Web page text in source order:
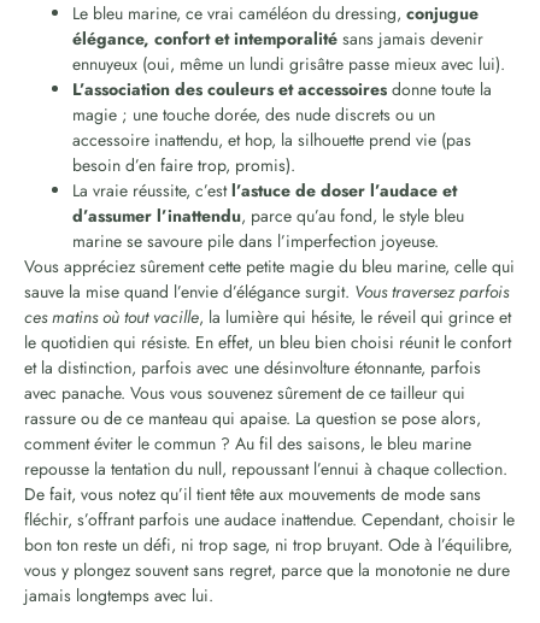
Le bleu marine, ce vrai caméléon du dressing, conjugue
élégance, confort et intemporalité sans jamais devenir
ennuyeux (oui, même un lundi grisâtre passe mieux avec lui).
L’association des couleurs et accessoires donne toute la
magie ; une touche dorée, des nude discrets ou un
accessoire inattendu, et hop, la silhouette prend vie (pas
besoin d’en faire trop, promis).
La vraie réussite, c’estl’astuce de doser l’audace et
d’assumer l’inattendu, parce qu’au fond, le style bleu
marine se savoure pile dans l’imperfection joyeuse.
Vous appréciez sûrement cette petite magie du bleu marine, celle qui
sauve la mise quand l’envie d’élégance surgit. Vous traversez parfois
ces matins où tout vacille, la lumière qui hésite, le réveil qui grince et
le quotidien qui résiste. En effet, un bleu bien choisi réunit le confort
et la distinction, parfois avec une désinvolture étonnante, parfois
avec panache. Vous vous souvenez sûrement de ce tailleur qui
rassure ou de ce manteau qui apaise. La question se pose alors,
comment éviter le commun ? Au fil des saisons, le bleu marine
repousse la tentation du null, repoussant l’ennui à chaque collection.
De fait, vous notez qu’il tient tête aux mouvements de mode sans
fléchir, s’offrant parfois une audace inattendue. Cependant, choisir le
bon ton reste un défi, ni trop sage, ni trop bruyant. Ode à l’équilibre,
vous y plongez souvent sans regret, parce que la monotonie ne dure
jamais longtemps avec lui.